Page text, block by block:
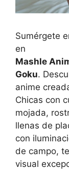
Sumérgete
en
Mashle
Goku.
anime
Chicas con
mojada,
llenas de
con
de campo,
visual